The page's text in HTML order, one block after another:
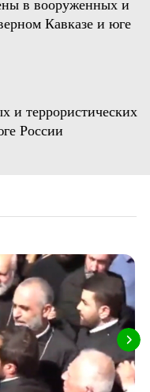
в вооруженных и
Кавказе и юге
и террористических
России